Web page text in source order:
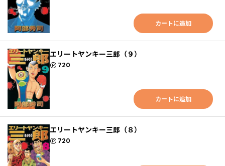
カートに追加
エリートヤンキー三郎（９）
720
ポイント
カートに追加
エリートヤンキー三郎（８）
720
ポイント